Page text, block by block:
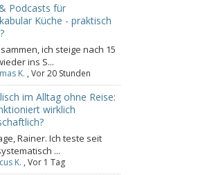
Podcasts für
Küche - praktisch
ich steige nach 15
ins S...
K. , Vor 20 Stunden
im Alltag ohne Reise:
wirklich
Rainer. Ich teste seit
...
K. , Vor 1 Tag